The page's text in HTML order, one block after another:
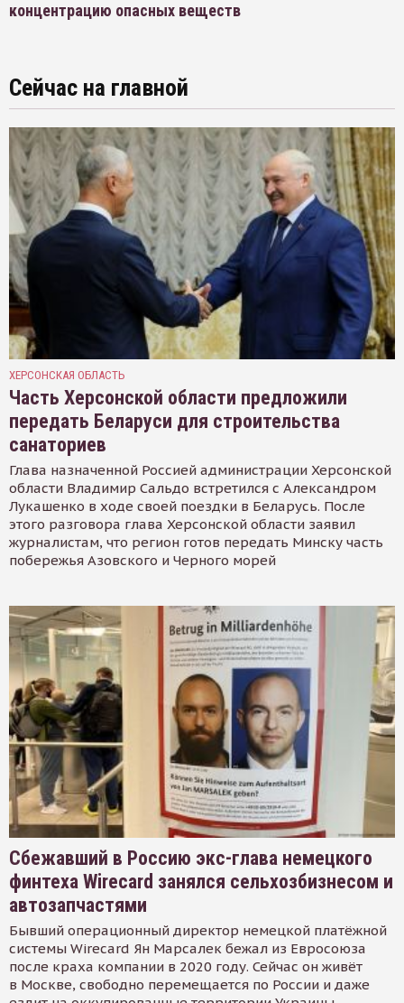
концентрацию опасных веществ
Сейчас на главной
ХЕРСОНСКАЯ ОБЛАСТЬ
Часть Херсонской области предложили
передать Беларуси для строительства
санаториев
Глава назначенной Россией администрации Херсонской
области Владимир Сальдо встретился с Александром
Лукашенко в ходе своей поездки в Беларусь. После
этого разговора глава Херсонской области заявил
журналистам, что регион готов передать Минску часть
побережья Азовского и Черного морей
Сбежавший в Россию экс-глава немецкого
финтеха Wirecard занялся сельхозбизнесом и
автозапчастями
Бывший операционный директор немецкой платёжной
системы Wirecard Ян Марсалек бежал из Евросоюза
после краха компании в 2020 году. Сейчас он живёт
в Москве, свободно перемещается по России и даже